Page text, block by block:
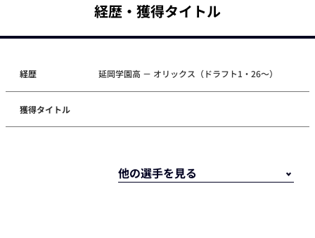
経歴・獲得タイトル
経歴 延岡学園高 － オリックス（ドラフト1・26～）
獲得タイトル